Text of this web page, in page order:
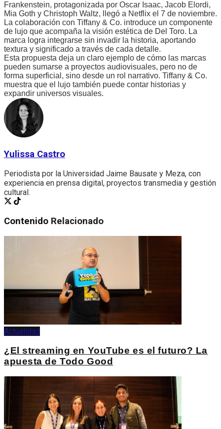
Frankenstein, protagonizada por Oscar Isaac, Jacob Elordi,
Mia Goth y Christoph Waltz, llegó a Netflix el 7 de noviembre.
La colaboración con Tiffany & Co. introduce un componente
de lujo que acompaña la visión estética de Del Toro. La
marca logra integrarse sin invadir la historia, aportando
textura y significado a través de cada detalle.
Esta propuesta deja un claro ejemplo de cómo las marcas
pueden sumarse a proyectos audiovisuales, pero no de
forma superficial, sino desde un rol narrativo. Tiffany & Co.
muestra que el lujo también puede contar historias y
expandir universos visuales.
Yulissa Castro
Periodista por la Universidad Jaime Bausate y Meza, con
experiencia en prensa digital, proyectos transmedia y gestión
cultural.
Contenido Relacionado
Actualidad
¿El streaming en YouTube es el futuro? La
apuesta de Todo Good